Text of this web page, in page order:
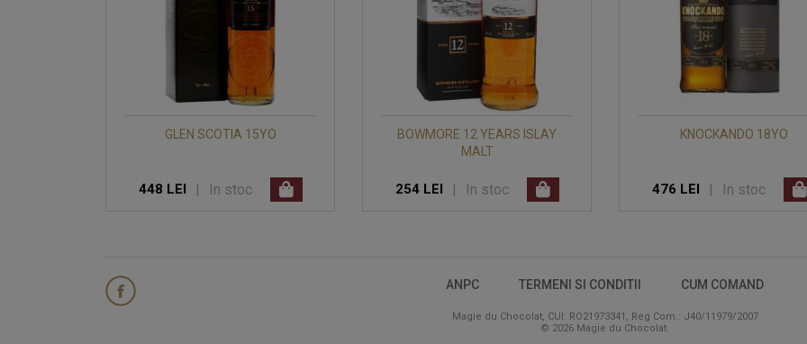
GLEN SCOTIA 15YO
448 LEI | In stoc
BOWMORE 12 YEARS ISLAY
MALT
254 LEI | In stoc
KNOCKANDO 18YO
476 LEI | In stoc
ANPC TERMENI SI CONDITII CUM COMAND
Magie du Chocolat, CUI: RO21973341, Reg Com.: J40/11979/2007
© 2026 Magie du Chocolat.